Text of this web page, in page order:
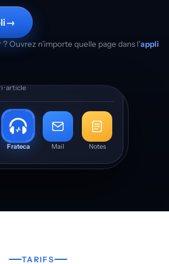
→
Ouvrez n’importe quelle page dans l’appli
· article
Frateca Mail Notes
TARIFS